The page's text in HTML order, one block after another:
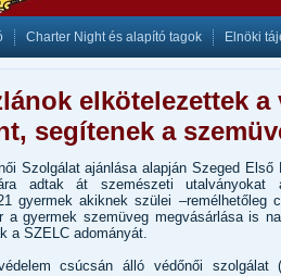
Charter Night és alapító tagok Elnöki
elkötelezettek a
segítenek a
Szolgálat ajánlása alapján Szeged
adtak át szemészeti utalványokat
gyermek akiknek szülei –remélhetőleg
a gyermek szemüveg megvásárlása is
a SZELC adományát.
csúcsán álló védőnői